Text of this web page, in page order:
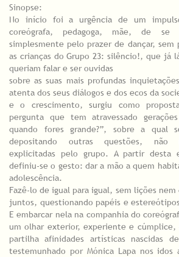
Sinopse:
No início foi a urgência de um
coreógrafa, pedagoga, mãe, de se
simplesmente pelo prazer de dançar, sem
as crianças do Grupo 23: silêncio!, que já
queriam falar e ser ouvidas
sobre as suas mais profundas
atenta dos seus diálogos e dos ecos da
e o crescimento, surgiu como
pergunta que tem atravessado
quando fores grande?”, sobre a qual
depositando outras questões, não
explicitadas pelo grupo. A partir desta
definiu-se o gesto: dar a mão a quem
adolescência.
Fazê-lo de igual para igual, sem lições
juntos, questionando papéis e
E embarcar nela na companhia do
um olhar exterior, experiente e cúmplice,
partilha afinidades artísticas nascidas
testemunhado por Mónica Lapa nos idos